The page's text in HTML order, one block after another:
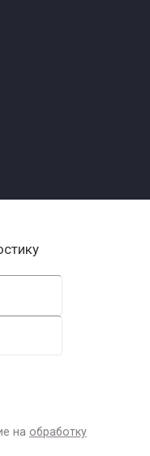
на обработку